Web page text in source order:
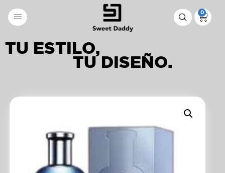
0
TU ESTILO,
TU DISEÑO.